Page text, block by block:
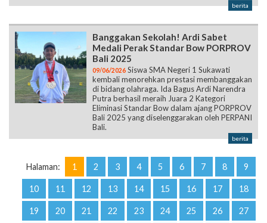
berita
Banggakan Sekolah! Ardi Sabet
Medali Perak Standar Bow PORPROV
Bali 2025
09/06/2026 Siswa SMA Negeri 1 Sukawati
kembali menorehkan prestasi membanggakan
di bidang olahraga. Ida Bagus Ardi Narendra
Putra berhasil meraih Juara 2 Kategori
Eliminasi Standar Bow dalam ajang PORPROV
Bali 2025 yang diselenggarakan oleh PERPANI
Bali.
berita
Halaman: 1 2 3 4 5 6 7 8 9
10 11 12 13 14 15 16 17 18
19 20 21 22 23 24 25 26 27